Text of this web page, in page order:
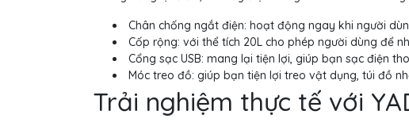
Chân chống ngắt điện: hoạt động ngay khi người
Cốp rộng: với thể tích 20L cho phép người dùng để
Cổng sạc USB: mang lại tiện lợi, giúp bạn sạc điện
Móc treo đồ: giúp bạn tiện lợi treo vật dụng, túi đồ
Trải nghiệm thực tế với